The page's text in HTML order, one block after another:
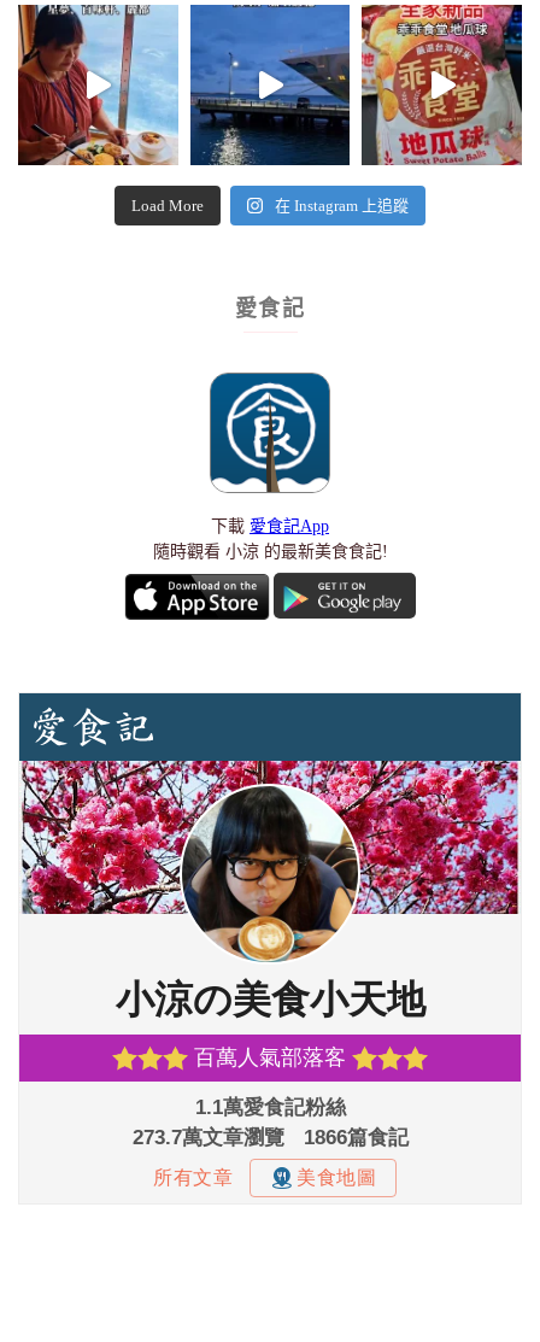
Load More 在 Instagram 上追蹤
愛食記
下載 愛食記App
隨時觀看 小涼 的最新美食食記!